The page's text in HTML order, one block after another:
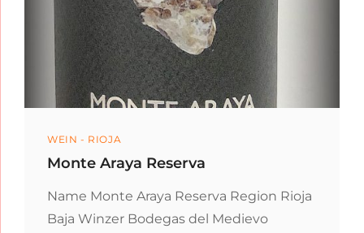
Categories
WEIN - RIOJA
Monte Araya Reserva
Name Monte Araya Reserva Region Rioja
Baja Winzer Bodegas del Medievo